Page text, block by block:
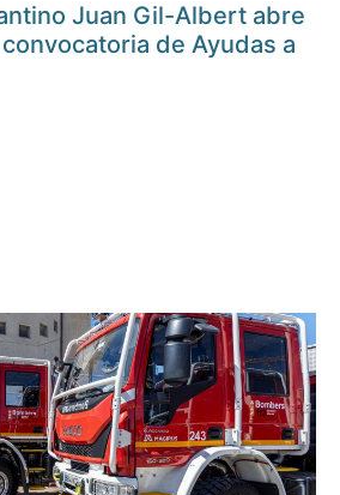
Juan Gil-Albert abre
de Ayudas a